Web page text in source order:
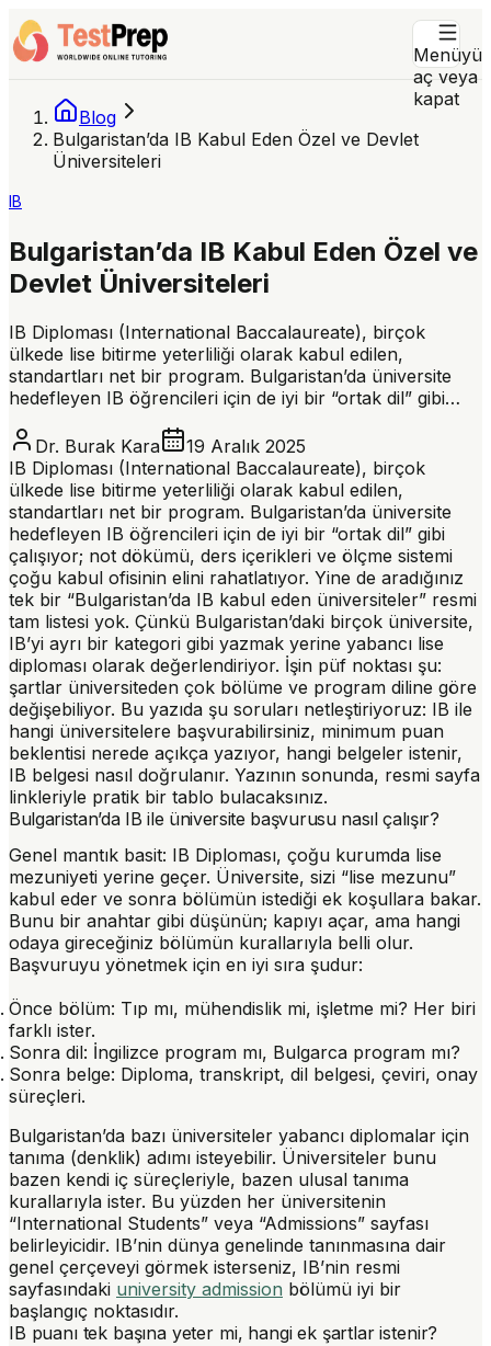
Menüyü
aç veya
kapat
Blog
Bulgaristan’da IB Kabul Eden Özel ve Devlet
Üniversiteleri
IB
Bulgaristan’da IB Kabul Eden Özel ve
Devlet Üniversiteleri
IB Diploması (International Baccalaureate), birçok
ülkede lise bitirme yeterliliği olarak kabul edilen,
standartları net bir program. Bulgaristan’da üniversite
hedefleyen IB öğrencileri için de iyi bir “ortak dil” gibi…
Dr. Burak Kara
19 Aralık 2025
IB Diploması (International Baccalaureate), birçok
ülkede lise bitirme yeterliliği olarak kabul edilen,
standartları net bir program. Bulgaristan’da üniversite
hedefleyen IB öğrencileri için de iyi bir “ortak dil” gibi
çalışıyor; not dökümü, ders içerikleri ve ölçme sistemi
çoğu kabul ofisinin elini rahatlatıyor. Yine de aradığınız
tek bir “Bulgaristan’da IB kabul eden üniversiteler” resmi
tam listesi yok. Çünkü Bulgaristan’daki birçok üniversite,
IB’yi ayrı bir kategori gibi yazmak yerine yabancı lise
diploması olarak değerlendiriyor. İşin püf noktası şu:
şartlar üniversiteden çok bölüme ve program diline göre
değişebiliyor. Bu yazıda şu soruları netleştiriyoruz: IB ile
hangi üniversitelere başvurabilirsiniz, minimum puan
beklentisi nerede açıkça yazıyor, hangi belgeler istenir,
IB belgesi nasıl doğrulanır. Yazının sonunda, resmi sayfa
linkleriyle pratik bir tablo bulacaksınız.
Bulgaristan’da IB ile üniversite başvurusu nasıl çalışır?
Genel mantık basit: IB Diploması, çoğu kurumda lise
mezuniyeti yerine geçer. Üniversite, sizi “lise mezunu”
kabul eder ve sonra bölümün istediği ek koşullara bakar.
Bunu bir anahtar gibi düşünün; kapıyı açar, ama hangi
odaya gireceğiniz bölümün kurallarıyla belli olur.
Başvuruyu yönetmek için en iyi sıra şudur:
Önce bölüm: Tıp mı, mühendislik mi, işletme mi? Her biri
farklı ister.
Sonra dil: İngilizce program mı, Bulgarca program mı?
Sonra belge: Diploma, transkript, dil belgesi, çeviri, onay
süreçleri.
Bulgaristan’da bazı üniversiteler yabancı diplomalar için
tanıma (denklik) adımı isteyebilir. Üniversiteler bunu
bazen kendi iç süreçleriyle, bazen ulusal tanıma
kurallarıyla ister. Bu yüzden her üniversitenin
“International Students” veya “Admissions” sayfası
belirleyicidir. IB’nin dünya genelinde tanınmasına dair
genel çerçeveyi görmek isterseniz, IB’nin resmi
sayfasındaki university admission bölümü iyi bir
başlangıç noktasıdır.
IB puanı tek başına yeter mi, hangi ek şartlar istenir?